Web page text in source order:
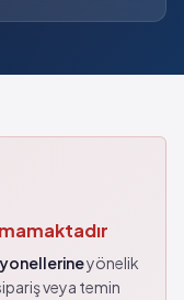
yönelik
veya temin